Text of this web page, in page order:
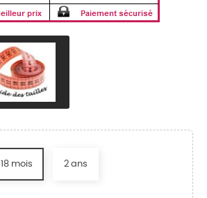
18 mois 2 ans